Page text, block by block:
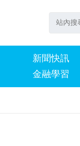
新聞快訊
金融學習